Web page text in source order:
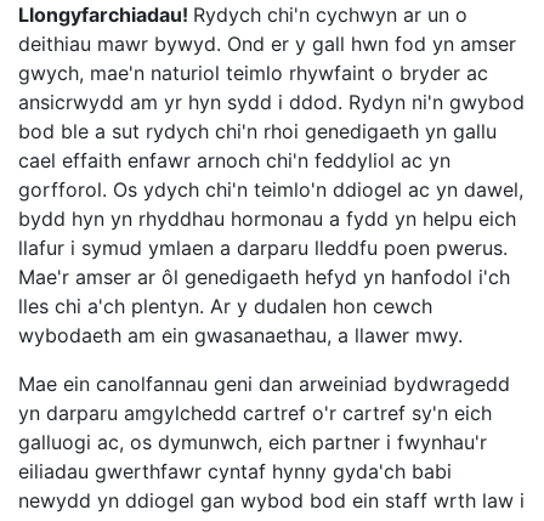
Llongyfarchiadau! Rydych chi'n cychwyn ar un o
deithiau mawr bywyd. Ond er y gall hwn fod yn amser
gwych, mae'n naturiol teimlo rhywfaint o bryder ac
ansicrwydd am yr hyn sydd i ddod. Rydyn ni'n gwybod
bod ble a sut rydych chi'n rhoi genedigaeth yn gallu
cael effaith enfawr arnoch chi'n feddyliol ac yn
gorfforol. Os ydych chi'n teimlo'n ddiogel ac yn dawel,
bydd hyn yn rhyddhau hormonau a fydd yn helpu eich
llafur i symud ymlaen a darparu lleddfu poen pwerus.
Mae'r amser ar ôl genedigaeth hefyd yn hanfodol i'ch
lles chi a'ch plentyn. Ar y dudalen hon cewch
wybodaeth am ein gwasanaethau, a llawer mwy.
Mae ein canolfannau geni dan arweiniad bydwragedd
yn darparu amgylchedd cartref o'r cartref sy'n eich
galluogi ac, os dymunwch, eich partner i fwynhau'r
eiliadau gwerthfawr cyntaf hynny gyda'ch babi
newydd yn ddiogel gan wybod bod ein staff wrth law i